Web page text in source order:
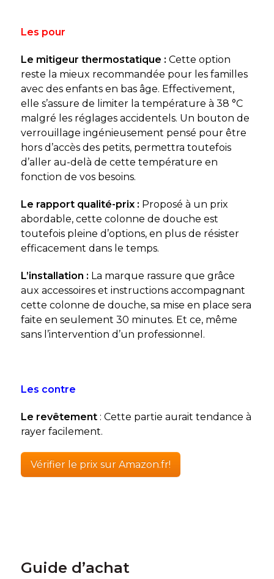
Les pour
Le mitigeur thermostatique : Cette option
reste la mieux recommandée pour les familles
avec des enfants en bas âge. Effectivement,
elle s’assure de limiter la température à 38 °C
malgré les réglages accidentels. Un bouton de
verrouillage ingénieusement pensé pour être
hors d’accès des petits, permettra toutefois
d’aller au-delà de cette température en
fonction de vos besoins.
Le rapport qualité-prix : Proposé à un prix
abordable, cette colonne de douche est
toutefois pleine d’options, en plus de résister
efficacement dans le temps.
L’installation : La marque rassure que grâce
aux accessoires et instructions accompagnant
cette colonne de douche, sa mise en place sera
faite en seulement 30 minutes. Et ce, même
sans l’intervention d’un professionnel.
Les contre
Le revêtement: Cette partie aurait tendance à
rayer facilement.
Vérifier le prix sur Amazon.fr!
Guide d’achat